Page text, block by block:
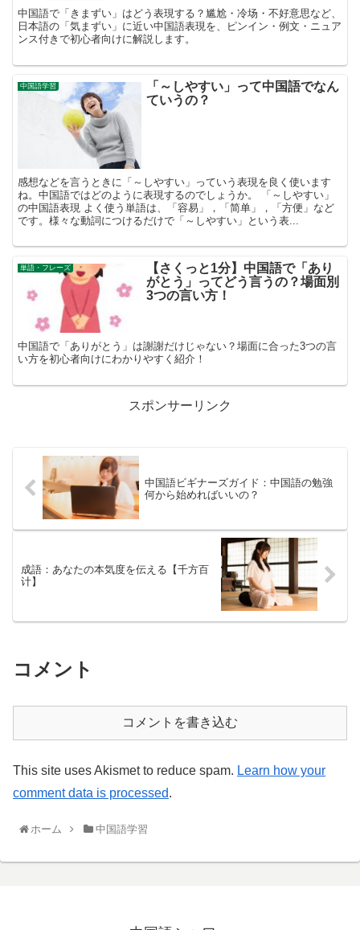
中国語で「きまずい」はどう表現する？尴尬・冷场・不好意思など、
日本語の「気まずい」に近い中国語表現を、ピンイン・例文・ニュア
ンス付きで初心者向けに解説します。
中国語学習
「～しやすい」って中国語でなん
ていうの？
感想などを言うときに「～しやすい」っていう表現を良く使います
ね。中国語ではどのように表現するのでしょうか。 「～しやすい」
の中国語表現 よく使う単語は、「容易」，「简单」，「方便」など
です。様々な動詞につけるだけで「～しやすい」という表...
単語・フレーズ
【さくっと1分】中国語で「あり
がとう」ってどう言うの？場面別
3つの言い方！
中国語で「ありがとう」は謝謝だけじゃない？場面に合った3つの言
い方を初心者向けにわかりやすく紹介！
スポンサーリンク
中国語ビギナーズガイド：中国語の勉強
何から始めればいいの？
成語：あなたの本気度を伝える【千方百
计】
コメント
コメントを書き込む
This site uses Akismet to reduce spam. Learn how your
comment data is processed.
ホーム 中国語学習